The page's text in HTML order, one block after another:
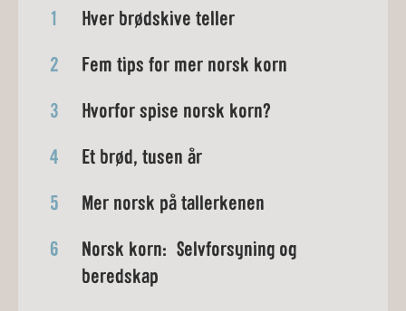
1 Hver brødskive teller
2 Fem tips for mer norsk korn
3 Hvorfor spise norsk korn?
4 Et brød, tusen år
5 Mer norsk på tallerkenen
6
Norsk korn: Selvforsyning og
beredskap